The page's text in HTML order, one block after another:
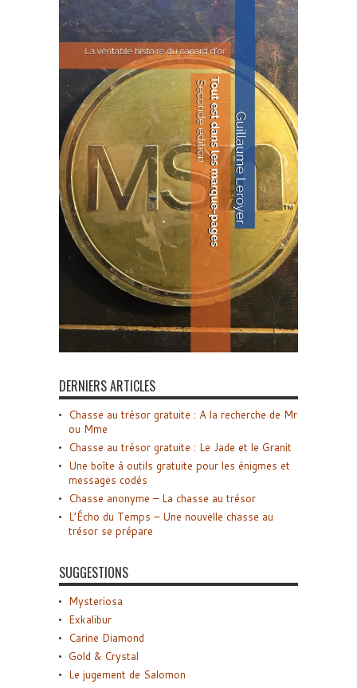
DERNIERS ARTICLES
Chasse au trésor gratuite : A la recherche de Mr
ou Mme
Chasse au trésor gratuite : Le Jade et le Granit
Une boîte à outils gratuite pour les énigmes et
messages codés
Chasse anonyme – La chasse au trésor
L’Écho du Temps – Une nouvelle chasse au
trésor se prépare
SUGGESTIONS
Mysteriosa
Exkalibur
Carine Diamond
Gold & Crystal
Le jugement de Salomon